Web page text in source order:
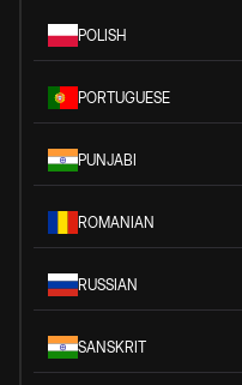
POLISH
PORTUGUESE
PUNJABI
ROMANIAN
RUSSIAN
SANSKRIT